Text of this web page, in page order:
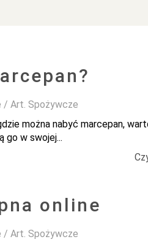
/ Art. Spożywcze
można nabyć marcepan,
go w swojej...
online
/ Art. Spożywcze